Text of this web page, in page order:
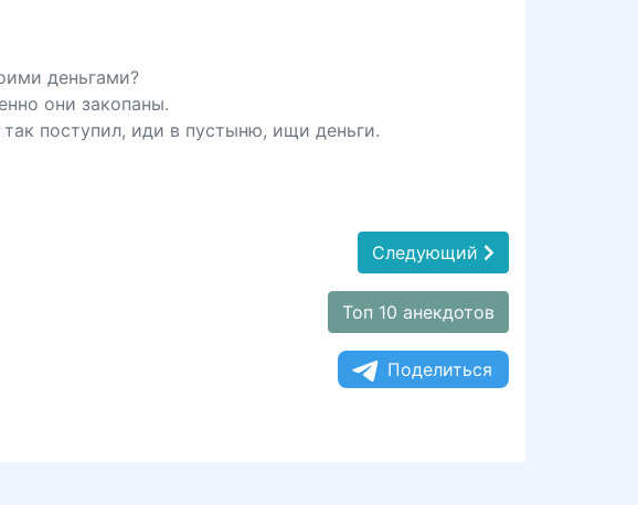
деньгами?
они закопаны.
поступил, иди в пустыню, ищи деньги.
Следующий
Топ 10 анекдотов
Поделиться